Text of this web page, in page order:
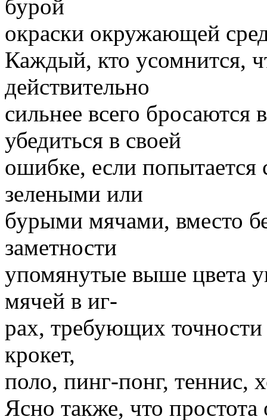
бурой
окраски окружающей
Каждый, кто усомнится,
действительно
сильнее всего бросаются
убедиться в своей
ошибке, если попытается
зелеными или
бурыми мячами, вместо
заметности
упомянутые выше цвета
мячей в иг-
рах, требующих
крокет,
поло, пинг-понг, теннис,
Ясно также, что простота